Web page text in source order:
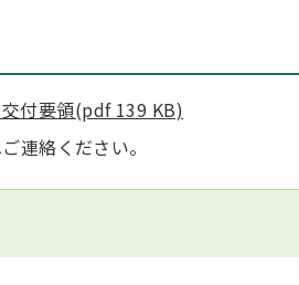
付要領(pdf 139 KB)
連絡ください。